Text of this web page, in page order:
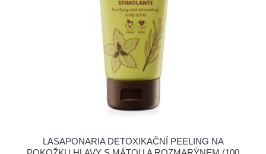
LASAPONARIA DETOXIKAČNÍ PEELING NA